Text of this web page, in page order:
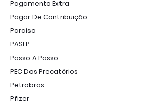
Pagamento Extra
Pagar De Contribuição
Paraiso
PASEP
Passo A Passo
PEC Dos Precatórios
Petrobras
Pfizer